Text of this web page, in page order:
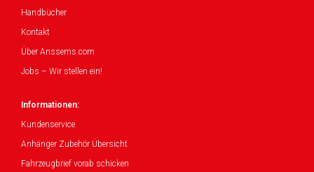
Handbücher
Kontakt
Über Anssems.com
Jobs – Wir stellen ein!
Informationen:
Kundenservice
Anhänger Zubehör Übersicht
Fahrzeugbrief vorab schicken